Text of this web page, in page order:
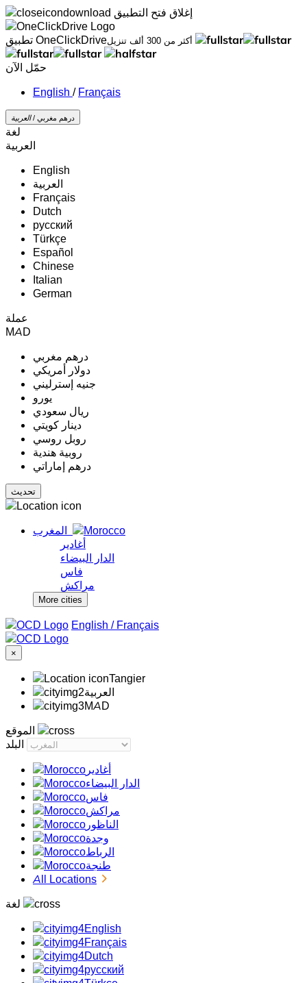
إغلاق فتح التطبيق
تطبيق OneClickDrive
أكثر من 300 ألف تنزيل
حمّل الآن
/ Français
درهم مغربي /‏العربية‏
لغة
‏العربية‏
English
‏العربية‏
Français
Dutch
русский
Türkçe
Español
Chinese
Italian
German
عملة
MAD
درهم مغربي
دولار أمريكي
جنيه إسترليني
يورو
ريال سعودي
دينار كويتي
روبل روسي
روبية هندية
درهم إماراتي
المغرب
أغادير
الدار البيضاء
فاس
مراكش
More cities
/ Français
×
Tangier
‏العربية‏
MAD
أغادير
الدار البيضاء
فاس
مراكش
الناظور
وجدة
الرباط
طنجة
All Locations
English
Français
Dutch
русский